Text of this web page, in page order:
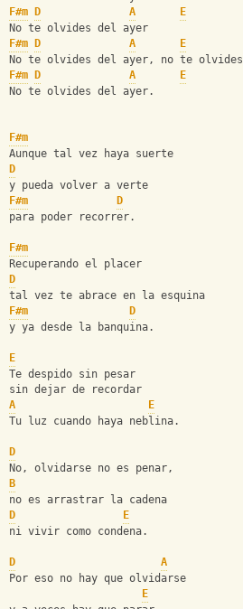
F#m
D A
E
No te olvides del ayer
F#m
D A
E
No te olvides del ayer, no te olvides
F#m
D A
E
No te olvides del ayer.
F#m
Aunque tal vez haya suerte
D
y pueda volver a verte
F#m
D
para poder recorrer.
F#m
Recuperando el placer
D
tal vez te abrace en la esquina
F#m
D
y ya desde la banquina.
E
Te despido sin pesar
sin dejar de recordar
A
E
Tu luz cuando haya neblina.
D
No, olvidarse no es penar,
B
no es arrastrar la cadena
D
E
ni vivir como condena.
D
A
Por eso no hay que olvidarse
E